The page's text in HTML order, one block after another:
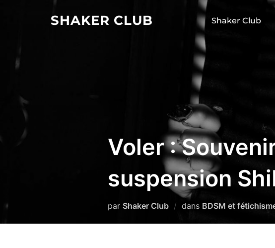
SHAKER CLUB Shaker Club
Voler :
suspension
par Shaker Club dans BDSM et